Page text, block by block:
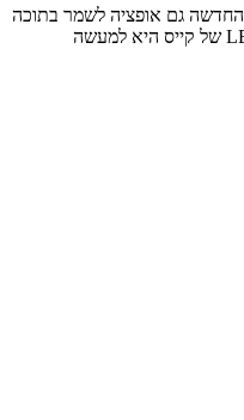
עוד שופרה פעולת הבוכנה הדוחסת שעתה מבצעת 48 'פעימות' בדקה, להעלאת תפוקת העבודה. בקייס טוענים כי מדובר בשיפור של כ-20% בתפוקה ביחס לדגמים דומים קודמים. לסדרה LB4 החדשה גם אופציה לשמר בתוכה
חבילה שטרם הושלמה, לטובת ניוד קל ומעבר נוח לשטח אחר. ז"א: החבילה תיפלט מהמכבש רק כשהיא מוכנה וקשורה היטב, ולא "תיתקע" בדרך החוצה עם סיום העבודה. סדרת המכבשים LB4 של קייס היא למעשה